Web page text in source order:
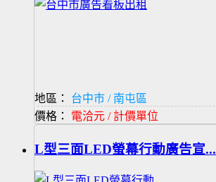
地區：
台中市 / 南屯區
價格： 電洽元 / 計價單位
L型三面LED螢幕行動廣告宣...